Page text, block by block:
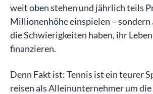
weit oben stehen und jährlich teils
Millionenhöhe einspielen – sondern
die Schwierigkeiten haben, ihr
finanzieren.
Denn Fakt ist: Tennis ist ein teurer
reisen als Alleinunternehmer um